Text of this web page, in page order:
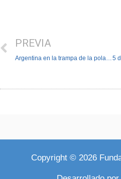
PREVIA
Argentina en la trampa de la polarización
Copyright © 2026